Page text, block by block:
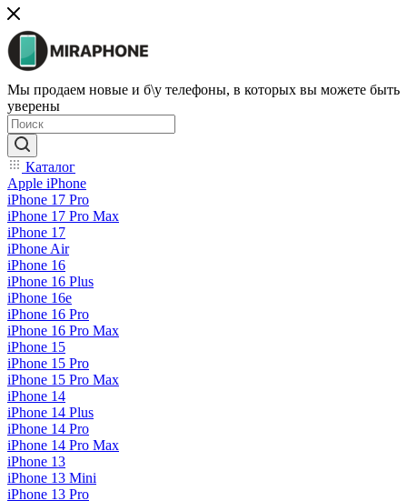
Мы продаем новые и б\у телефоны, в которых вы можете быть
уверены
Каталог
Apple iPhone
iPhone 17 Pro
iPhone 17 Pro Max
iPhone 17
iPhone Air
iPhone 16
iPhone 16 Plus
iPhone 16e
iPhone 16 Pro
iPhone 16 Pro Max
iPhone 15
iPhone 15 Pro
iPhone 15 Pro Max
iPhone 14
iPhone 14 Plus
iPhone 14 Pro
iPhone 14 Pro Max
iPhone 13
iPhone 13 Mini
iPhone 13 Pro